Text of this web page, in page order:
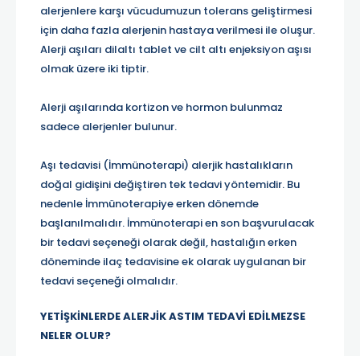
alerjenlere karşı vücudumuzun tolerans geliştirmesi
için daha fazla alerjenin hastaya verilmesi ile oluşur.
Alerji aşıları dilaltı tablet ve cilt altı enjeksiyon aşısı
olmak üzere iki tiptir.
Alerji aşılarında kortizon ve hormon bulunmaz
sadece alerjenler bulunur.
Aşı tedavisi (İmmünoterapi) alerjik hastalıkların
doğal gidişini değiştiren tek tedavi yöntemidir. Bu
nedenle İmmünoterapiye erken dönemde
başlanılmalıdır. İmmünoterapi en son başvurulacak
bir tedavi seçeneği olarak değil, hastalığın erken
döneminde ilaç tedavisine ek olarak uygulanan bir
tedavi seçeneği olmalıdır.
YETİŞKİNLERDE ALERJİK ASTIM TEDAVİ EDİLMEZSE
NELER OLUR?